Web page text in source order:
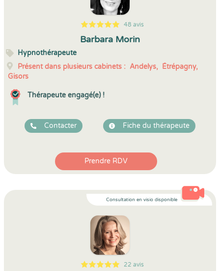
5
1
5
48 48 avis
Barbara Morin
Hypnothérapeute
Présent dans plusieurs cabinets : Andelys, Étrépagny,
Gisors
Thérapeute engagé(e) !
Contacter Fiche du thérapeute
Prendre RDV
Consultation en visio disponible
5
1
5
22 22 avis